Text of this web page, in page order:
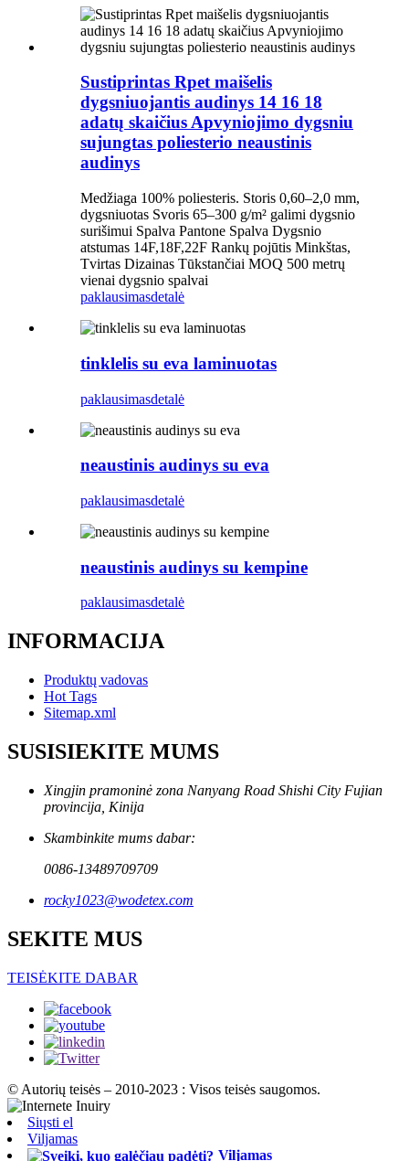
Sustiprintas Rpet maišelis
dygsniuojantis audinys 14 16 18
adatų skaičius Apvyniojimo dygsniu
sujungtas poliesterio neaustinis
audinys
Medžiaga 100% poliesteris. Storis 0,60–2,0 mm,
dygsniuotas Svoris 65–300 g/m² galimi dygsnio
surišimui Spalva Pantone Spalva Dygsnio
atstumas 14F,18F,22F Rankų pojūtis Minkštas,
Tvirtas Dizainas Tūkstančiai MOQ 500 metrų
vienai dygsnio spalvai
paklausimasdetalė
tinklelis su eva laminuotas
paklausimasdetalė
neaustinis audinys su eva
paklausimasdetalė
neaustinis audinys su kempine
paklausimasdetalė
INFORMACIJA
Produktų vadovas
Hot Tags
Sitemap.xml
SUSISIEKITE MUMS
Xingjin pramoninė zona Nanyang Road Shishi City Fujian
provincija, Kinija
Skambinkite mums dabar:
0086-13489709709
rocky1023@wodetex.com
SEKITE MUS
TEISĖKITE DABAR
© Autorių teisės – 2010-2023 : Visos teisės saugomos.
Siųsti el
Viljamas
Viljamas